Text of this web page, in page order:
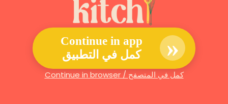
Continue in app
كمل في التطبيق
»
Continue in browser / كمل في المتصفح